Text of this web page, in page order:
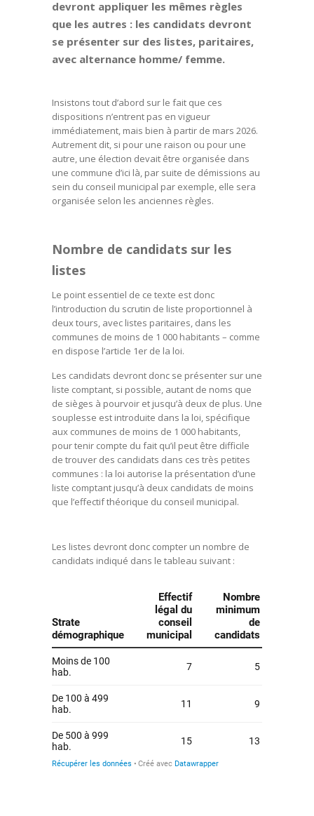
devront appliquer les mêmes règles
que les autres : les candidats devront
se présenter sur des listes, paritaires,
avec alternance homme/ femme.
Insistons tout d’abord sur le fait que ces
dispositions n’entrent pas en vigueur
immédiatement, mais bien à partir de mars 2026.
Autrement dit, si pour une raison ou pour une
autre, une élection devait être organisée dans
une commune d’ici là, par suite de démissions au
sein du conseil municipal par exemple, elle sera
organisée selon les anciennes règles.
Nombre de candidats sur les
listes
Le point essentiel de ce texte est donc
l’introduction du scrutin de liste proportionnel à
deux tours, avec listes paritaires, dans les
communes de moins de 1 000 habitants – comme
en dispose l’article 1er de la loi.
Les candidats devront donc se présenter sur une
liste comptant, si possible, autant de noms que
de sièges à pourvoir et jusqu’à deux de plus. Une
souplesse est introduite dans la loi, spécifique
aux communes de moins de 1 000 habitants,
pour tenir compte du fait qu’il peut être difficile
de trouver des candidats dans ces très petites
communes : la loi autorise la présentation d’une
liste comptant jusqu’à deux candidats de moins
que l’effectif théorique du conseil municipal.
Les listes devront donc compter un nombre de
candidats indiqué dans le tableau suivant :